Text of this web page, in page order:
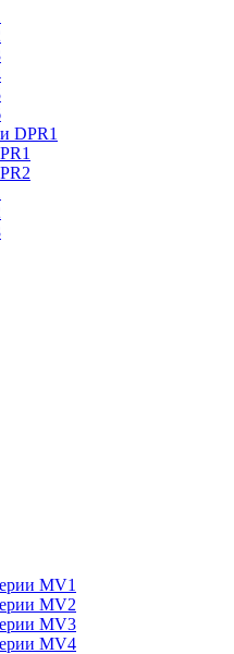
DPR1
MV1
MV2
MV3
MV4